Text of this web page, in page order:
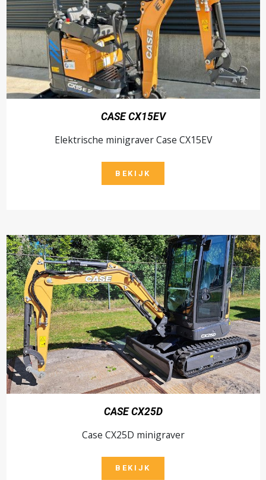
CASE CX15EV
Elektrische minigraver Case CX15EV
BEKIJK
CASE CX25D
Case CX25D minigraver
BEKIJK